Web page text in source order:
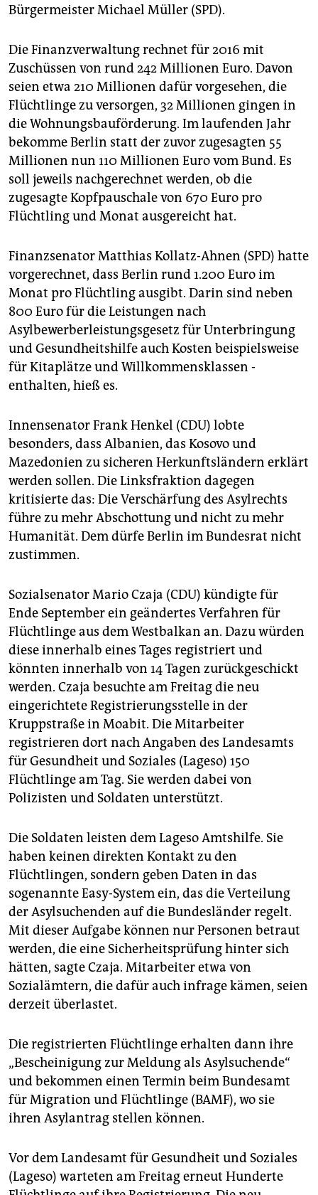
Bürgermeister Michael Müller (SPD).
Die Finanzverwaltung rechnet für 2016 mit
Zuschüssen von rund 242 Millionen Euro. Davon
seien etwa 210 Millionen dafür vorgesehen, die
Flüchtlinge zu versorgen, 32 Millionen gingen in
die Wohnungsbauförderung. Im laufenden Jahr
bekomme Berlin statt der zuvor zugesagten 55
Millionen nun 110 Millionen Euro vom Bund. Es
soll jeweils nachgerechnet werden, ob die
zugesagte Kopfpauschale von 670 Euro pro
Flüchtling und Monat ausgereicht hat.
Finanzsenator Matthias Kollatz-Ahnen (SPD) hatte
vorgerechnet, dass Berlin rund 1.200 Euro im
Monat pro Flüchtling ausgibt. Darin sind neben
800 Euro für die Leistungen nach
Asylbewerberleistungsgesetz für Unterbringung
und Gesundheitshilfe auch Kosten beispielsweise
für Kitaplätze und Willkommensklassen ­
enthalten, hieß es.
Innensenator Frank Henkel (CDU) lobte
besonders, dass Albanien, das Kosovo und
Mazedonien zu sicheren Herkunftsländern erklärt
werden sollen. Die Linksfraktion dagegen
kritisierte das: Die Verschärfung des Asylrechts
führe zu mehr Abschottung und nicht zu mehr
Humanität. Dem dürfe Berlin im Bundesrat nicht
zustimmen.
Sozialsenator Mario Czaja (CDU) kündigte für
Ende September ein geändertes Verfahren für
Flüchtlinge aus dem Westbalkan an. Dazu würden
diese innerhalb eines Tages registriert und
könnten innerhalb von 14 Tagen zurückgeschickt
werden. Czaja besuchte am Freitag die neu
eingerichtete Registrierungsstelle in der
Kruppstraße in Moabit. Die Mitarbeiter
registrieren dort nach Angaben des Landesamts
für Gesundheit und Soziales (Lageso) 150
Flüchtlinge am Tag. Sie werden dabei von
Polizisten und Soldaten unterstützt.
Die Soldaten leisten dem Lageso Amtshilfe. Sie
haben keinen direkten Kontakt zu den
Flüchtlingen, sondern geben Daten in das
sogenannte Easy-­System ein, das die Verteilung
der Asylsuchenden auf die Bundesländer regelt.
Mit dieser Aufgabe können nur Personen betraut
werden, die eine Sicherheitsprüfung hinter sich
hätten, sagte Czaja. Mitarbeiter etwa von
Sozialämtern, die dafür auch infrage kämen, seien
derzeit überlastet.
Die registrierten Flüchtlinge erhalten dann ihre
„Bescheinigung zur Meldung als Asylsuchende“
und bekommen einen Termin beim Bundesamt
für Migration und Flüchtlinge (BAMF), wo sie
ihren Asylantrag stellen können.
Vor dem Landesamt für Gesundheit und Soziales
(Lageso) warteten am Freitag erneut Hunderte